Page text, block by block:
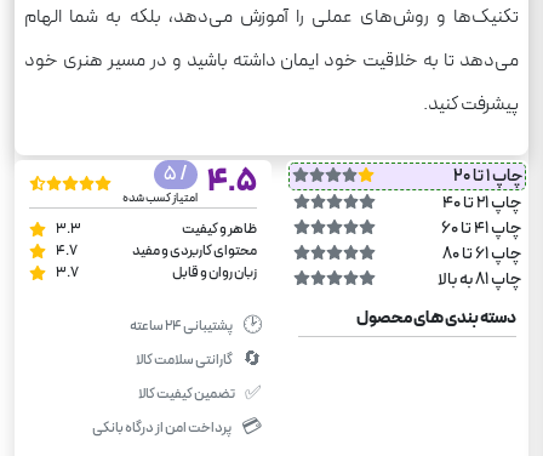
تکنیک‌ها و روش‌های عملی را آموزش می‌دهد، بلکه به شما الهام
می‌دهد تا به خلاقیت خود ایمان داشته باشید و در مسیر هنری خود
پیشرفت کنید.
چاپ 1 تا 20
چاپ 21 تا 40
چاپ 41 تا 60
چاپ 61 تا 80
چاپ 81 به بالا
4.5
/ 5
امتیاز کسب شده
ظاهر و کیفیت
3.3
محتوای کاربردی و مفید
4.7
زبان روان و قابل
3.7
دسته بندی های محصول 🕑 پشتیبانی ۲۴ ساعته
🔄 گارانتی سلامت کالا
✅ تضمین کیفیت کالا
💳 پرداخت امن از درگاه بانکی